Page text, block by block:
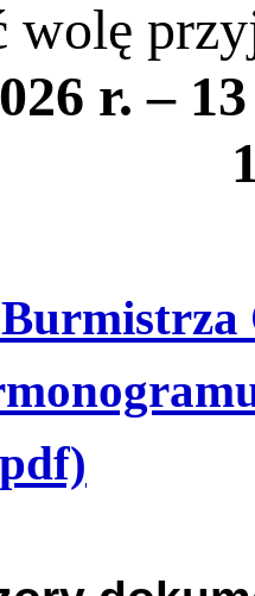
wolę
r. –